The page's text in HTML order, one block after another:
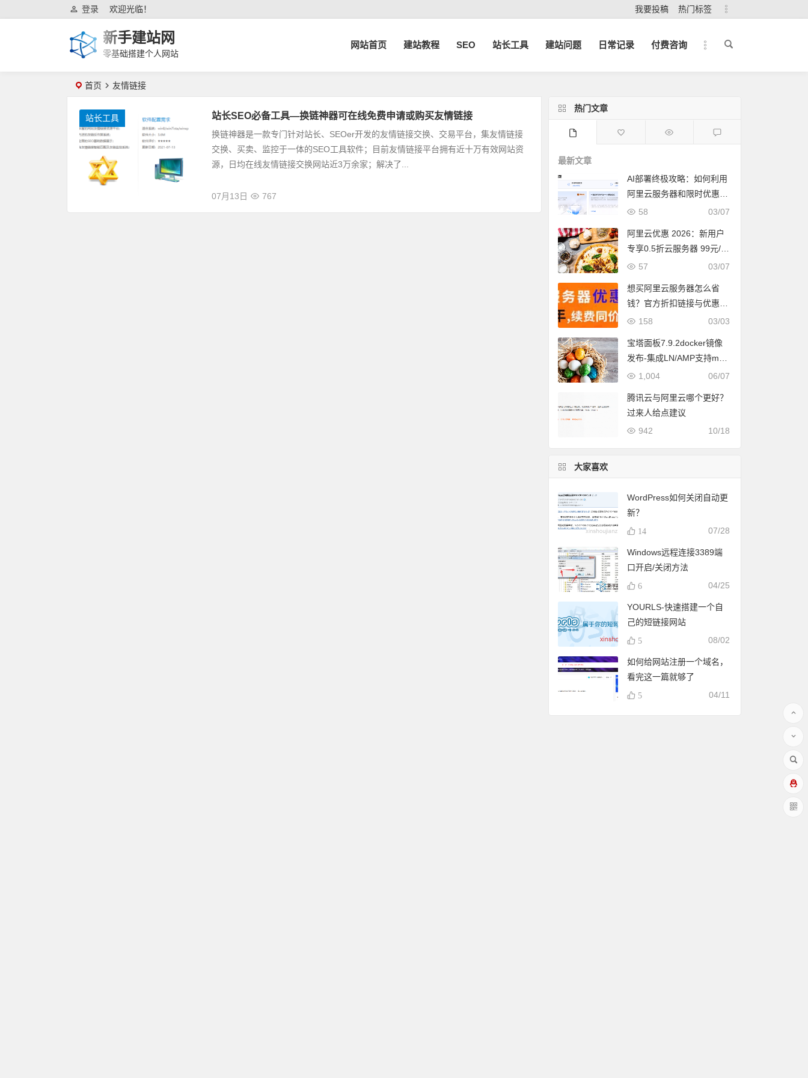
欢迎光临！
登录 我要投稿 热门标签
新手建站网
零基础搭建个人网站
网站首页 建站教程 SEO 站长工具 建站问题 日常记录 付费咨询
首页 友情链接
站长工具 站长SEO必备工具—换链神器可在线免费申请或购买友情链接
换链神器是一款专门针对站长、SEOer开发的友情链接交换、交易平台，集友情链接
交换、买卖、监控于一体的SEO工具软件；目前友情链接平台拥有近十万有效网站资
源，日均在线友情链接交换网站近3万余家；解决了...
07月13日 767
热门文章
最新文章
AI部署终极攻略：如何利用
阿里云服务器和限时优惠，
快速打造你的下一个爆款应
03/07
58
阿里云优惠 2026：新用户
专享0.5折云服务器 99元/年
限时抢购
03/07
57
想买阿里云服务器怎么省
钱？官方折扣链接与优惠券
领取全攻略
03/03
158
宝塔面板7.9.2docker镜像
发布-集成LN/AMP支持m1/
m2 mac版本
06/07
1,004
腾讯云与阿里云哪个更好？
过来人给点建议
10/18
942
大家喜欢
WordPress如何关闭自动更
新？
14 07/28
Windows远程连接3389端
口开启/关闭方法
6 04/25
YOURLS-快速搭建一个自
己的短链接网站
5 08/02
如何给网站注册一个域名，
看完这一篇就够了
5 04/11